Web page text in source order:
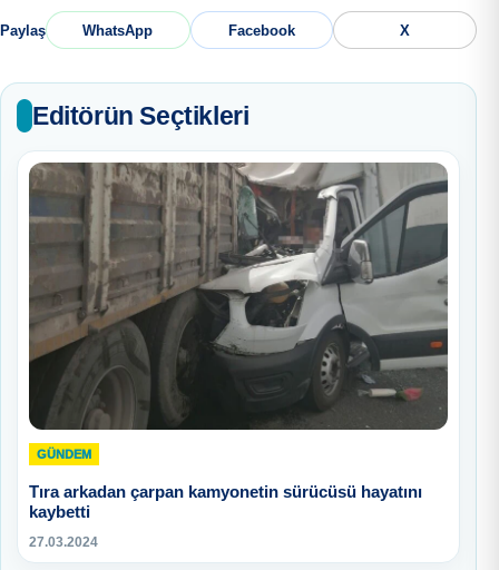
Paylaş WhatsApp Facebook X
Editörün Seçtikleri
GÜNDEM
Tıra arkadan çarpan kamyonetin sürücüsü hayatını
kaybetti
27.03.2024